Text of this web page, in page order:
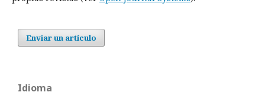
Enviar un artículo
Idioma